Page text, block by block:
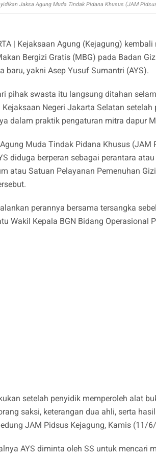
Jaksa Agung Muda Tindak Pidana Khusus (JAM
| Kejaksaan Agung (Kejagung)
Bergizi Gratis (MBG) pada Badan
baru, yakni Asep Yusuf Sumantri (AYS).
pihak swasta itu langsung ditahan
Negeri Jakarta Selatan
dalam praktik pengaturan mitra dapur
Muda Tindak Pidana Khusus (JAM
diduga berperan sebagai perantara
atau Satuan Pelayanan Pemenuhan
perannya bersama tersangka
Wakil Kepala BGN Bidang Operasional
setelah penyidik memperoleh alat
saksi, keterangan dua ahli, serta
JAM Pidsus Kejagung, Kamis (11/
AYS diminta oleh SS untuk mencari